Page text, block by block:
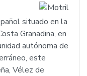
situado en la
Granadina, en
autónoma de
este
Vélez de